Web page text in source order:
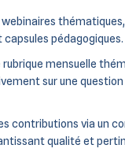
pédagogiques.
rubrique mensuelle
sur une
contributions via un
qualité et